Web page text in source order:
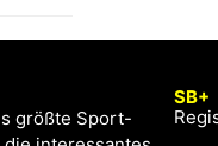
größte Sport-
SB+